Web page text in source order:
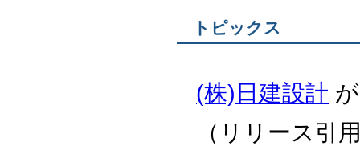
トピックス
(株)日建設計
（リリース引